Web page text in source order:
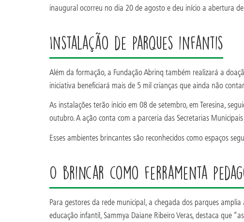
inaugural ocorreu no dia 20 de agosto e deu início a abertura
Instalação de parques infantis
Além da formação, a Fundação Abrinq também realizará a
iniciativa beneficiará mais de 5 mil crianças que ainda não
As instalações terão início em 08 de setembro, em Teresina,
outubro. A ação conta com a parceria das Secretarias
Esses ambientes brincantes são reconhecidos como espaços
O brincar como ferramenta
Para gestores da rede municipal, a chegada dos parques
educação infantil, Sammya Daiane Ribeiro Veras, destaca que